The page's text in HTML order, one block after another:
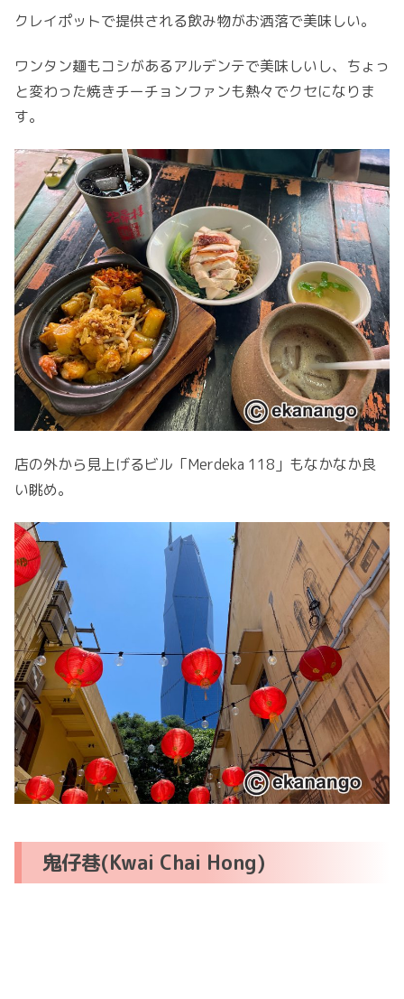
クレイポットで提供される飲み物がお洒落で美味しい。
ワンタン麺もコシがあるアルデンテで美味しいし、ちょっ
と変わった焼きチーチョンファンも熱々でクセになりま
す。
店の外から見上げるビル「Merdeka 118」もなかなか良
い眺め。
鬼仔巷(Kwai Chai Hong)